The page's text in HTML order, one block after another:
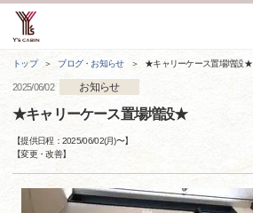
トップ ブログ・お知らせ ★キャリーケース置場増設★
2025/06/02 お知らせ
★キャリーケース置場増設★
【提供日程：2025/06/02(月)〜】
【変更・改善】